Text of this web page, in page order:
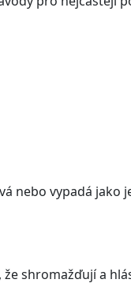
nebo vypadá jako
shromažďují a